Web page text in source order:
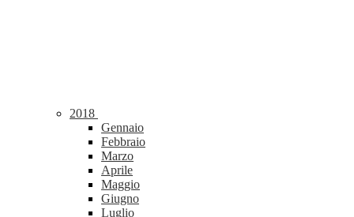
2018
Gennaio
Febbraio
Marzo
Aprile
Maggio
Giugno
Luglio